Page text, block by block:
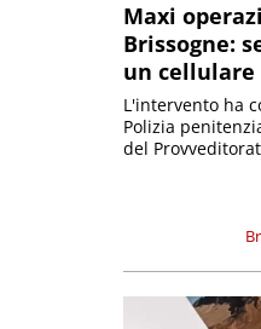
Maxi
Brissogne:
un cellulare
L'intervento ha
Polizia
del